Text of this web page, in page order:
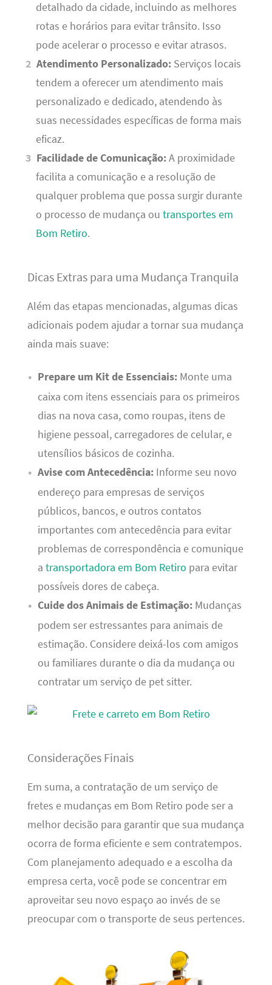
detalhado da cidade, incluindo as melhores
rotas e horários para evitar trânsito. Isso
pode acelerar o processo e evitar atrasos.
Atendimento Personalizado: Serviços locais
tendem a oferecer um atendimento mais
personalizado e dedicado, atendendo às
suas necessidades específicas de forma mais
eficaz.
Facilidade de Comunicação:A proximidade
facilita a comunicação e a resolução de
qualquer problema que possa surgir durante
o processo de mudança ou transportes em
Bom Retiro.
Dicas Extras para uma Mudança Tranquila
Além das etapas mencionadas, algumas dicas
adicionais podem ajudar a tornar sua mudança
ainda mais suave:
Prepare um Kit de Essenciais:Monte uma
caixa com itens essenciais para os primeiros
dias na nova casa, como roupas, itens de
higiene pessoal, carregadores de celular, e
utensílios básicos de cozinha.
Avise com Antecedência:Informe seu novo
endereço para empresas de serviços
públicos, bancos, e outros contatos
importantes com antecedência para evitar
problemas de correspondência e comunique
a transportadora em Bom Retiro para evitar
possíveis dores de cabeça.
Cuide dos Animais de Estimação:Mudanças
podem ser estressantes para animais de
estimação. Considere deixá-los com amigos
ou familiares durante o dia da mudança ou
contratar um serviço de pet sitter.
Considerações Finais
Em suma, a contratação de um serviço de
fretes e mudanças em Bom Retiro pode ser a
melhor decisão para garantir que sua mudança
ocorra de forma eficiente e sem contratempos.
Com planejamento adequado e a escolha da
empresa certa, você pode se concentrar em
aproveitar seu novo espaço ao invés de se
preocupar com o transporte de seus pertences.